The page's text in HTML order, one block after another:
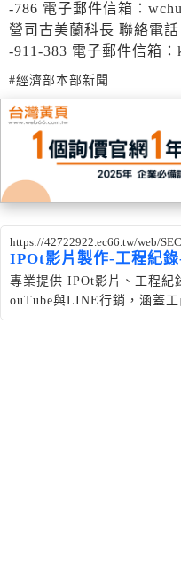
-786 電子郵件信箱：
營司古美蘭科長 聯絡電
-911-383 電子郵件信箱：
#經濟部本部新聞
https://42722922.ec66.tw/web/
IPOt影片製作-工程紀
專業提供 IPOt影片、工程紀
ouTube與LINE行銷，涵蓋
影